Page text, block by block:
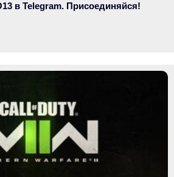
в Telegram. Присоединяйся!